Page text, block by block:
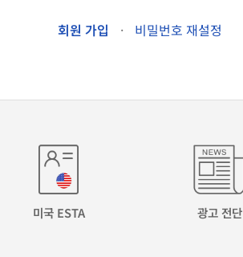
회원 가입 · 비밀번호 재설정
미국 ESTA 광고 전단